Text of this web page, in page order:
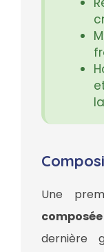
Une
dernière